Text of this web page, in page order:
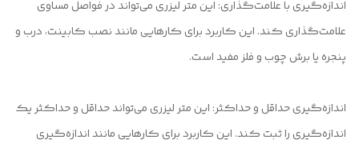
اندازه‌گیری با علامت‌گذاری: این متر لیزری می‌تواند در فواصل مساوی
علامت‌گذاری کند. این کاربرد برای کارهایی مانند نصب کابینت، درب و
پنجره یا برش چوب و فلز مفید است.
اندازه‌گیری حداقل و حداکثر: این متر لیزری می‌تواند حداقل و حداکثر یک
اندازه‌گیری را ثبت کند. این کاربرد برای کارهایی مانند اندازه‌گیری